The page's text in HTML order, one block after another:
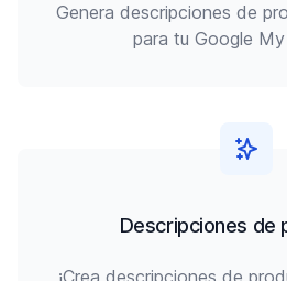
Genera descripciones de
para tu Google My
Descripciones de
¡Crea descripciones de